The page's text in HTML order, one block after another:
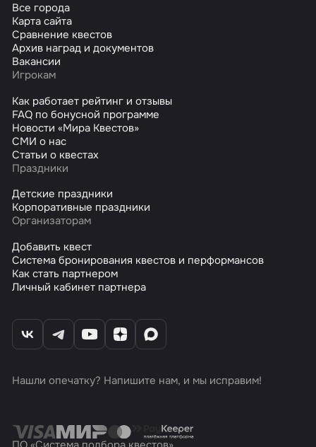
Все города
Карта сайта
Сравнение квестов
Архив наград и документов
Вакансии
Игрокам
Как работает рейтинг и отзывы
FAQ по бонусной программе
Новости «Мира Квестов»
СМИ о нас
Статьи о квестах
Праздники
Детские праздники
Корпоративные праздники
Организаторам
Добавить квест
Система бронирования квестов и перформансов
Как стать партнером
Личный кабинет партнера
Нашли опечатку? Напишите нам, и мы исправим!